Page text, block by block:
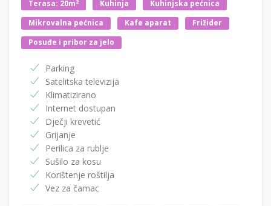
Terasa: 20m2 Kuhinja
Kuhinjska pećnica
Mikrovalna pećnica
Kafe aparat
Frižider
Posuđe i pribor za jelo
Parking
Satelitska televizija
Klimatizirano
Internet dostupan
Dječji krevetić
Grijanje
Perilica za rublje
Sušilo za kosu
Korištenje roštilja
Vez za čamac